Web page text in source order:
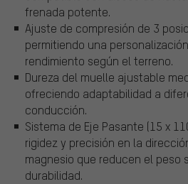
frenada potente.
Ajuste de compresión de 3
permitiendo una
rendimiento según el terreno.
Dureza del muelle ajustable
ofreciendo adaptabilidad a
conducción.
Sistema de Eje Pasante (15 x
rigidez y precisión en la
magnesio que reducen el peso
durabilidad.